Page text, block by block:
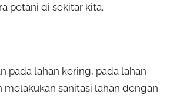
petani di sekitar kita.
pada lahan kering, pada lahan
sanitasi lahan dengan